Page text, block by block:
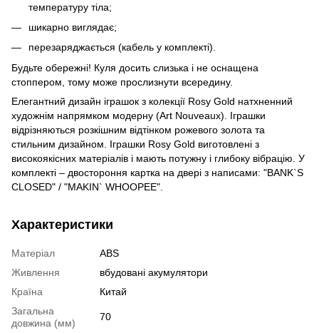
температуру тіла;
шикарно виглядає;
перезаряджається (кабель у комплекті).
Будьте обережні! Куля досить слизька і не оснащена
стоппером, тому може прослизнути всередину.
Елегантний дизайн іграшок з колекції Rosy Gold натхненний
художнім напрямком модерну (Art Nouveaux). Іграшки
відрізняються розкішним відтінком рожевого золота та
стильним дизайном. Іграшки Rosy Gold виготовлені з
високоякісних матеріалів і мають потужну і глибоку вібрацію. У
комплекті – двостороння картка на двері з написами: "BANK`S
CLOSED" / "MAKIN` WHOOPEE".
Характеристики
Матеріал
ABS
Живлення
вбудовані акумулятори
Країна
Китай
Загальна
довжина (мм)
70